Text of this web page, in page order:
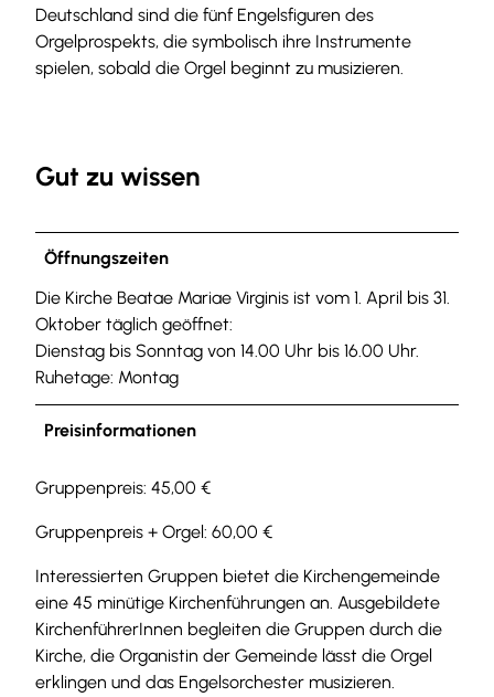
Deutschland sind die fünf Engelsfiguren des
Orgelprospekts, die symbolisch ihre Instrumente
spielen, sobald die Orgel beginnt zu musizieren.
Gut zu wissen
Öffnungszeiten
Die Kirche Beatae Mariae Virginis ist vom 1. April bis 31.
Oktober täglich geöffnet:
Dienstag bis Sonntag von 14.00 Uhr bis 16.00 Uhr.
Ruhetage: Montag
Preisinformationen
Gruppenpreis: 45,00 €
Gruppenpreis + Orgel: 60,00 €
Interessierten Gruppen bietet die Kirchengemeinde
eine 45 minütige Kirchenführungen an. Ausgebildete
KirchenführerInnen begleiten die Gruppen durch die
Kirche, die Organistin der Gemeinde lässt die Orgel
erklingen und das Engelsorchester musizieren.